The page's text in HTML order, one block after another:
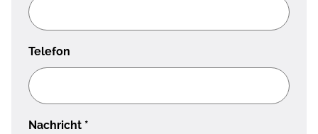
Telefon
Nachricht *